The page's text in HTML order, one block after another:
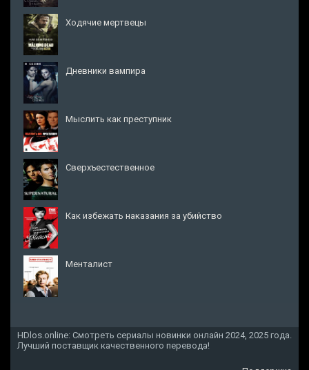
Ходячие мертвецы
Дневники вампира
Мыслить как преступник
Сверхъестественное
Как избежать наказания за убийство
Менталист
HDlos.online: Смотреть сериалы новинки онлайн 2024, 2025 года.
Лучший поставщик качественного перевода!